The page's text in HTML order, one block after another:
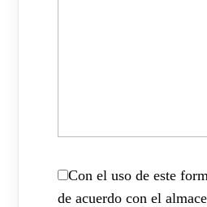
Con el uso de este
de acuerdo con el